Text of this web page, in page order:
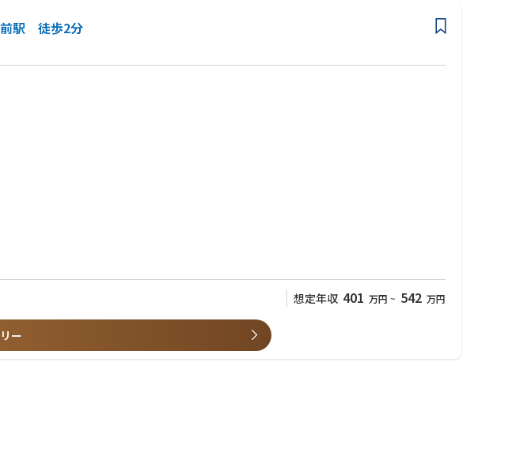
駅 徒歩2分
統括していく支店長、ブロック長だけでなく薬剤師向けの研修担当、医療モール開発、人材採用、広
想定年収 401 万円 ~ 542 万円
ー